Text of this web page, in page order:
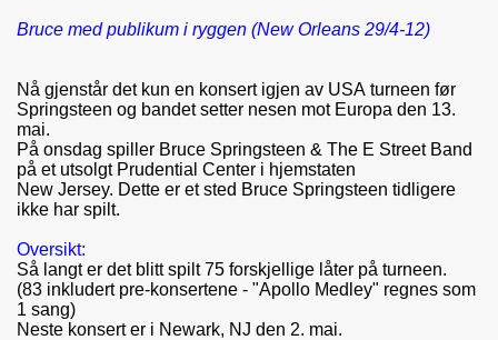
Bruce med publikum i ryggen (New Orleans 29/4-12)
Nå gjenstår det kun en konsert igjen av USA turneen før
Springsteen og bandet setter nesen mot Europa den 13.
mai.
På onsdag spiller Bruce Springsteen & The E Street Band
på et utsolgt Prudential Center i hjemstaten
New Jersey. Dette er et sted Bruce Springsteen tidligere
ikke har spilt.
Oversikt:
Så langt er det blitt spilt 75 forskjellige låter på turneen.
(83 inkludert pre-konsertene - "Apollo Medley" regnes som
1 sang)
Neste konsert er i Newark, NJ den 2. mai.